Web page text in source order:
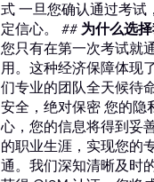
式 一旦您确认通过考试
定信心。 ## 为什么选
您只有在第一次考试就
用。这种经济保障体现
们专业的团队全天候待
安全，绝对保密 您的隐
心，您的信息将得到妥
的职业生涯，实现您的
通。我们深知清晰及时